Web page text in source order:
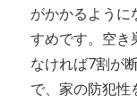
がかかるように
すめです。空き
なければ7割が
で、家の防犯性